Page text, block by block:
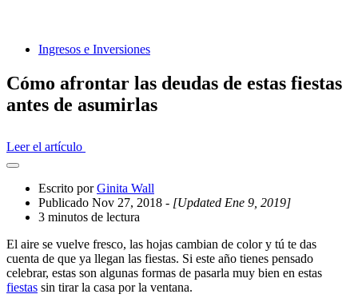
Ingresos e Inversiones
Cómo afrontar las deudas de estas fiestas
antes de asumirlas
Leer el artículo
Abrir
cajón
compartido
Escrito porGinita Wall
Publicado Nov 27, 2018 - [Updated Ene 9, 2019]
3 minutos de lectura
El aire se vuelve fresco, las hojas cambian de color y tú te das
cuenta de que ya llegan las fiestas. Si este año tienes pensado
celebrar, estas son algunas formas de pasarla muy bien en estas
fiestas sin tirar la casa por la ventana.